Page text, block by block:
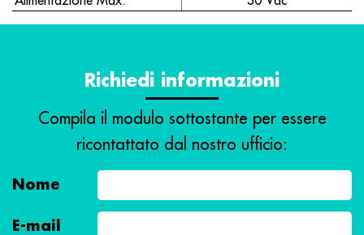
Richiedi informazioni
Compila il modulo sottostante per essere
ricontattato dal nostro ufficio:
Nome
E-mail